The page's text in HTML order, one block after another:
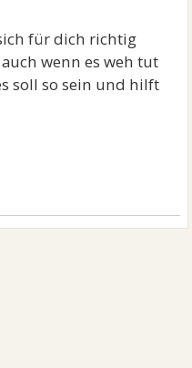
für dich richtig
wenn es weh tut
soll so sein und hilft